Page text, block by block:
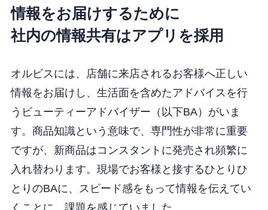
情報をお届けするために
社内の情報共有はアプリを採用
オルビスには、店舗に来店されるお客様へ正しい
情報をお届けし、生活面を含めたアドバイスを行
うビューティーアドバイザー（以下BA）がいま
す。商品知識という意味で、専門性が非常に重要
ですが、新商品はコンスタントに発売され頻繁に
入れ替わります。現場でお客様と接するひとりひ
とりのBAに、スピード感をもって情報を伝えてい
くことに、課題を感じていました。